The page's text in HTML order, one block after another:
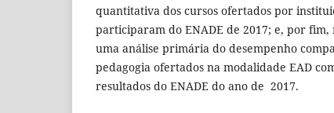
quantitativa dos cursos ofertados por
participaram do ENADE de 2017; e, por
uma análise primária do desempenho
pedagogia ofertados na modalidade EAD
resultados do ENADE do ano de 2017.